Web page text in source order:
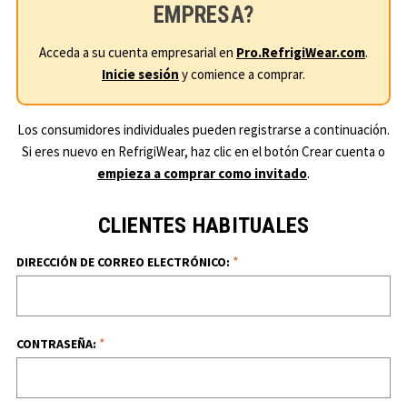
EMPRESA?
Acceda a su cuenta empresarial en Pro.RefrigiWear.com.
Inicie sesión y comience a comprar.
Los consumidores individuales pueden registrarse a continuación.
Si eres nuevo en RefrigiWear, haz clic en el botón Crear cuenta o
empieza a comprar como invitado.
CLIENTES HABITUALES
DIRECCIÓN DE CORREO ELECTRÓNICO: *
CONTRASEÑA: *